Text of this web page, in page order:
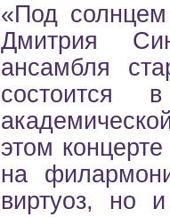
«Под
Дмитрия
ансамбля
состоится
этом
на
виртуоз, но